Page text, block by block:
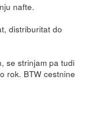
nafte.
distriburitat do
se strinjam pa tudi
rok. BTW cestnine